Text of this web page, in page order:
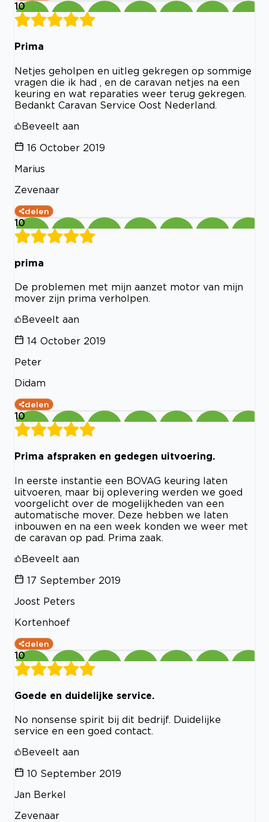
10
Prima
Netjes geholpen en uitleg gekregen op sommige
vragen die ik had , en de caravan netjes na een
keuring en wat reparaties weer terug gekregen.
Bedankt Caravan Service Oost Nederland.
Beveelt aan
16 October 2019
Marius
Zevenaar
delen
10
prima
De problemen met mijn aanzet motor van mijn
mover zijn prima verholpen.
Beveelt aan
14 October 2019
Peter
Didam
delen
10
Prima afspraken en gedegen uitvoering.
In eerste instantie een BOVAG keuring laten
uitvoeren, maar bij oplevering werden we goed
voorgelicht over de mogelijkheden van een
automatische mover. Deze hebben we laten
inbouwen en na een week konden we weer met
de caravan op pad. Prima zaak.
Beveelt aan
17 September 2019
Joost Peters
Kortenhoef
delen
10
Goede en duidelijke service.
No nonsense spirit bij dit bedrijf. Duidelijke
service en een goed contact.
Beveelt aan
10 September 2019
Jan Berkel
Zevenaar